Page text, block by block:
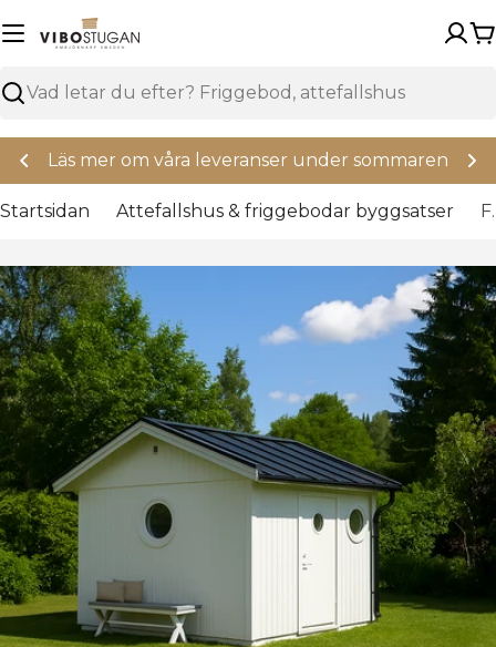
över
Sök
Nya regler för Attefallshus
Startsidan Attefallshus & friggebodar byggsatser
Hoppa
över
media